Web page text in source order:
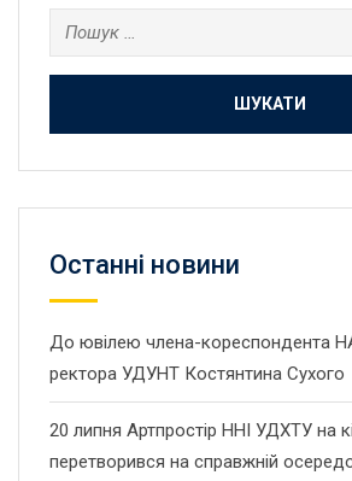
Пошук:
Останнi новини
До ювілею члена-кореспондента
ректора УДУНТ Костянтина Сухого
20 липня Артпростір ННІ УДХТУ на
перетворився на справжній